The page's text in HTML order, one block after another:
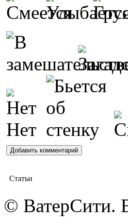
Статьи
© ВатерСити.